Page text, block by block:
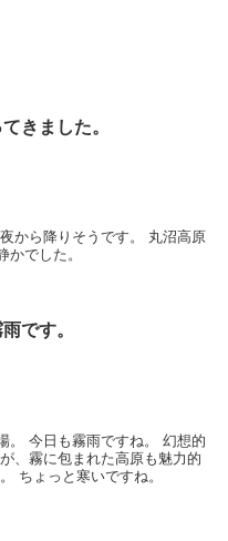
きました。
から降りそうです。 丸沼高原
でした。
です。
。 今日も霧雨ですね。 幻想的
、霧に包まれた高原も魅力的
ちょっと寒いですね。